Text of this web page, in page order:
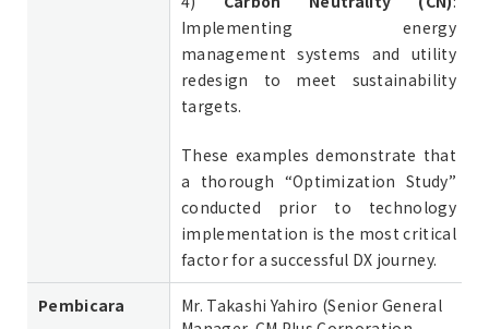
Implementing energy
management systems and utility
redesign to meet sustainability
targets.
These examples demonstrate that
a thorough “Optimization Study”
conducted prior to technology
implementation is the most critical
factor for a successful DX journey.
Pembicara
Mr. Takashi Yahiro (Senior General